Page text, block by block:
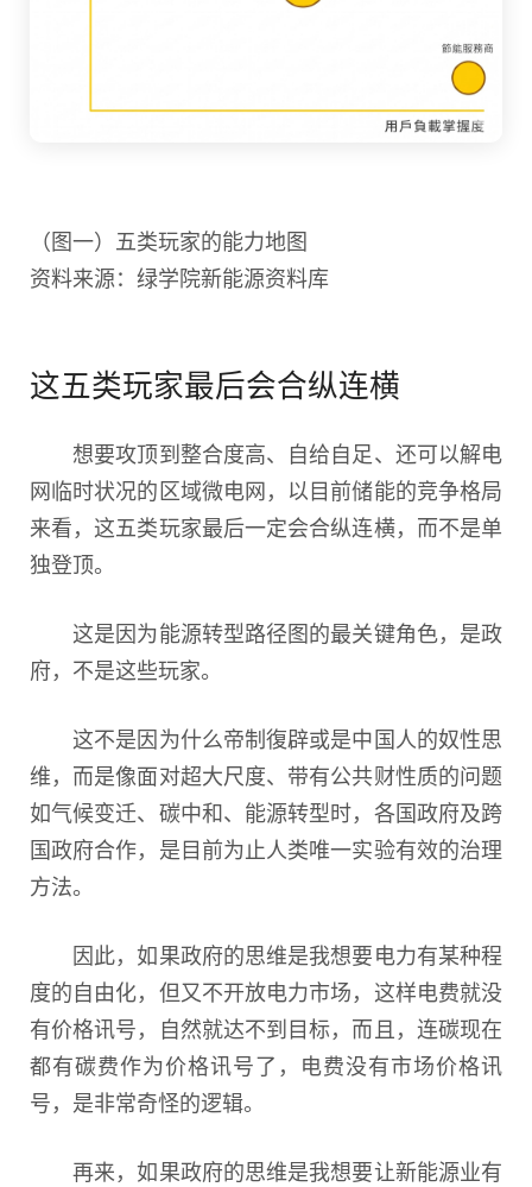
（图一）五类玩家的能力地图
资料来源：绿学院新能源资料库
这五类玩家最后会合纵连横
想要攻顶到整合度高、自给自足、还可以解电
网临时状况的区域微电网，以目前储能的竞争格局
来看，这五类玩家最后一定会合纵连横，而不是单
独登顶。
这是因为能源转型路径图的最关键角色，是政
府，不是这些玩家。
这不是因为什么帝制復辟或是中国人的奴性思
维，而是像面对超大尺度、带有公共财性质的问题
如气候变迁、碳中和、能源转型时，各国政府及跨
国政府合作，是目前为止人类唯一实验有效的治理
方法。
因此，如果政府的思维是我想要电力有某种程
度的自由化，但又不开放电力市场，这样电费就没
有价格讯号，自然就达不到目标，而且，连碳现在
都有碳费作为价格讯号了，电费没有市场价格讯
号，是非常奇怪的逻辑。
再来，如果政府的思维是我想要让新能源业有